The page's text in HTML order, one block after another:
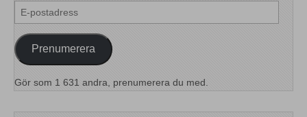
E-
postadress
Prenumerera
Gör som 1 631 andra, prenumerera du med.